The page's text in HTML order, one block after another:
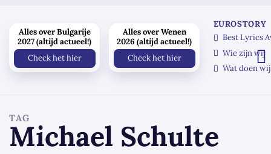
TAG
Michael Schulte
Alles over Bulgarije
2027 (altijd actueel!)
Check het hier
Alles over Wenen
2026 (altijd actueel!)
Check het hier
EUROSTORY
Best Lyrics
Wie zijn wij
Wat doen wij